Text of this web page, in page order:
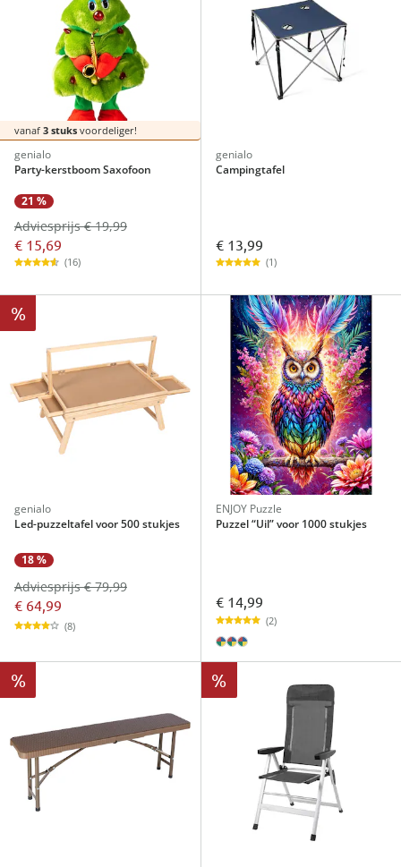
vanaf 3 stuks voordeliger!
genialo
Party-kerstboom Saxofoon
21 %
€ 15,69
Adviesprijs € 19,99
(16)
genialo
Campingtafel
€ 13,99
(1)
%
genialo
Led-puzzeltafel voor 500 stukjes
18 %
€ 64,99
Adviesprijs € 79,99
(8)
ENJOY Puzzle
Puzzel “Uil” voor 1000 stukjes
€ 14,99
(2)
% %